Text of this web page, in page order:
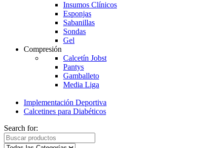
Insumos Clínicos
Esponjas
Sabanillas
Sondas
Gel
Compresión
Calcetín Jobst
Pantys
Gamballeto
Media Liga
Implementación Deportiva
Calcetines para Diabéticos
Search for: